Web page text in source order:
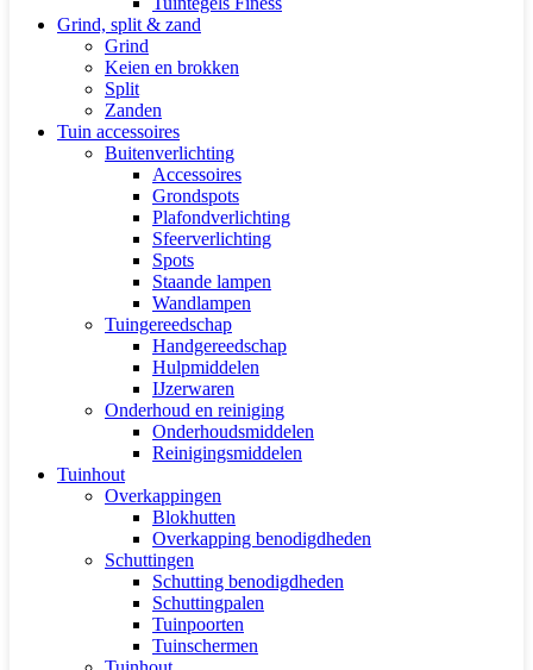
Grind, split & zand
Grind
Keien en brokken
Split
Zanden
Tuin accessoires
Buitenverlichting
Accessoires
Grondspots
Plafondverlichting
Sfeerverlichting
Spots
Staande lampen
Wandlampen
Tuingereedschap
Handgereedschap
Hulpmiddelen
IJzerwaren
Onderhoud en reiniging
Onderhoudsmiddelen
Reinigingsmiddelen
Tuinhout
Overkappingen
Blokhutten
Overkapping benodigdheden
Schuttingen
Schutting benodigdheden
Schuttingpalen
Tuinpoorten
Tuinschermen